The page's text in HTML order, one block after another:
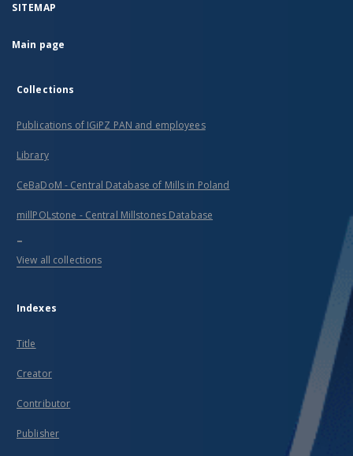
SITEMAP
Main page
Collections
Publications of IGiPZ PAN and employees
Library
CeBaDoM - Central Database of Mills in Poland
millPOLstone - Central Millstones Database
...
View all collections
Indexes
Title
Creator
Contributor
Publisher